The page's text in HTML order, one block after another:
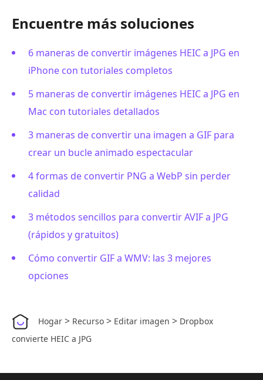
Encuentre más soluciones
6 maneras de convertir imágenes HEIC a JPG en
iPhone con tutoriales completos
5 maneras de convertir imágenes HEIC a JPG en
Mac con tutoriales detallados
3 maneras de convertir una imagen a GIF para
crear un bucle animado espectacular
4 formas de convertir PNG a WebP sin perder
calidad
3 métodos sencillos para convertir AVIF a JPG
(rápidos y gratuitos)
Cómo convertir GIF a WMV: las 3 mejores
opciones
Hogar > Recurso > Editar imagen > Dropbox
convierte HEIC a JPG